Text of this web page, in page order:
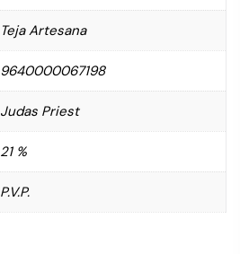
Teja Artesana
9640000067198
Judas Priest
21 %
P.V.P.